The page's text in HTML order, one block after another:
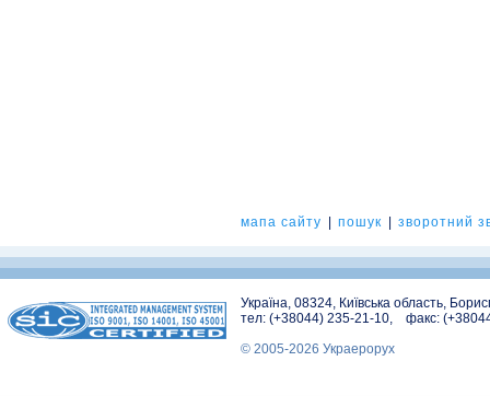
мапа сайту пошук зворотний
Україна, 08324, Київська область,
тел: (+38044) 235-21-10, факс:
© 2005-2026 Украерорух